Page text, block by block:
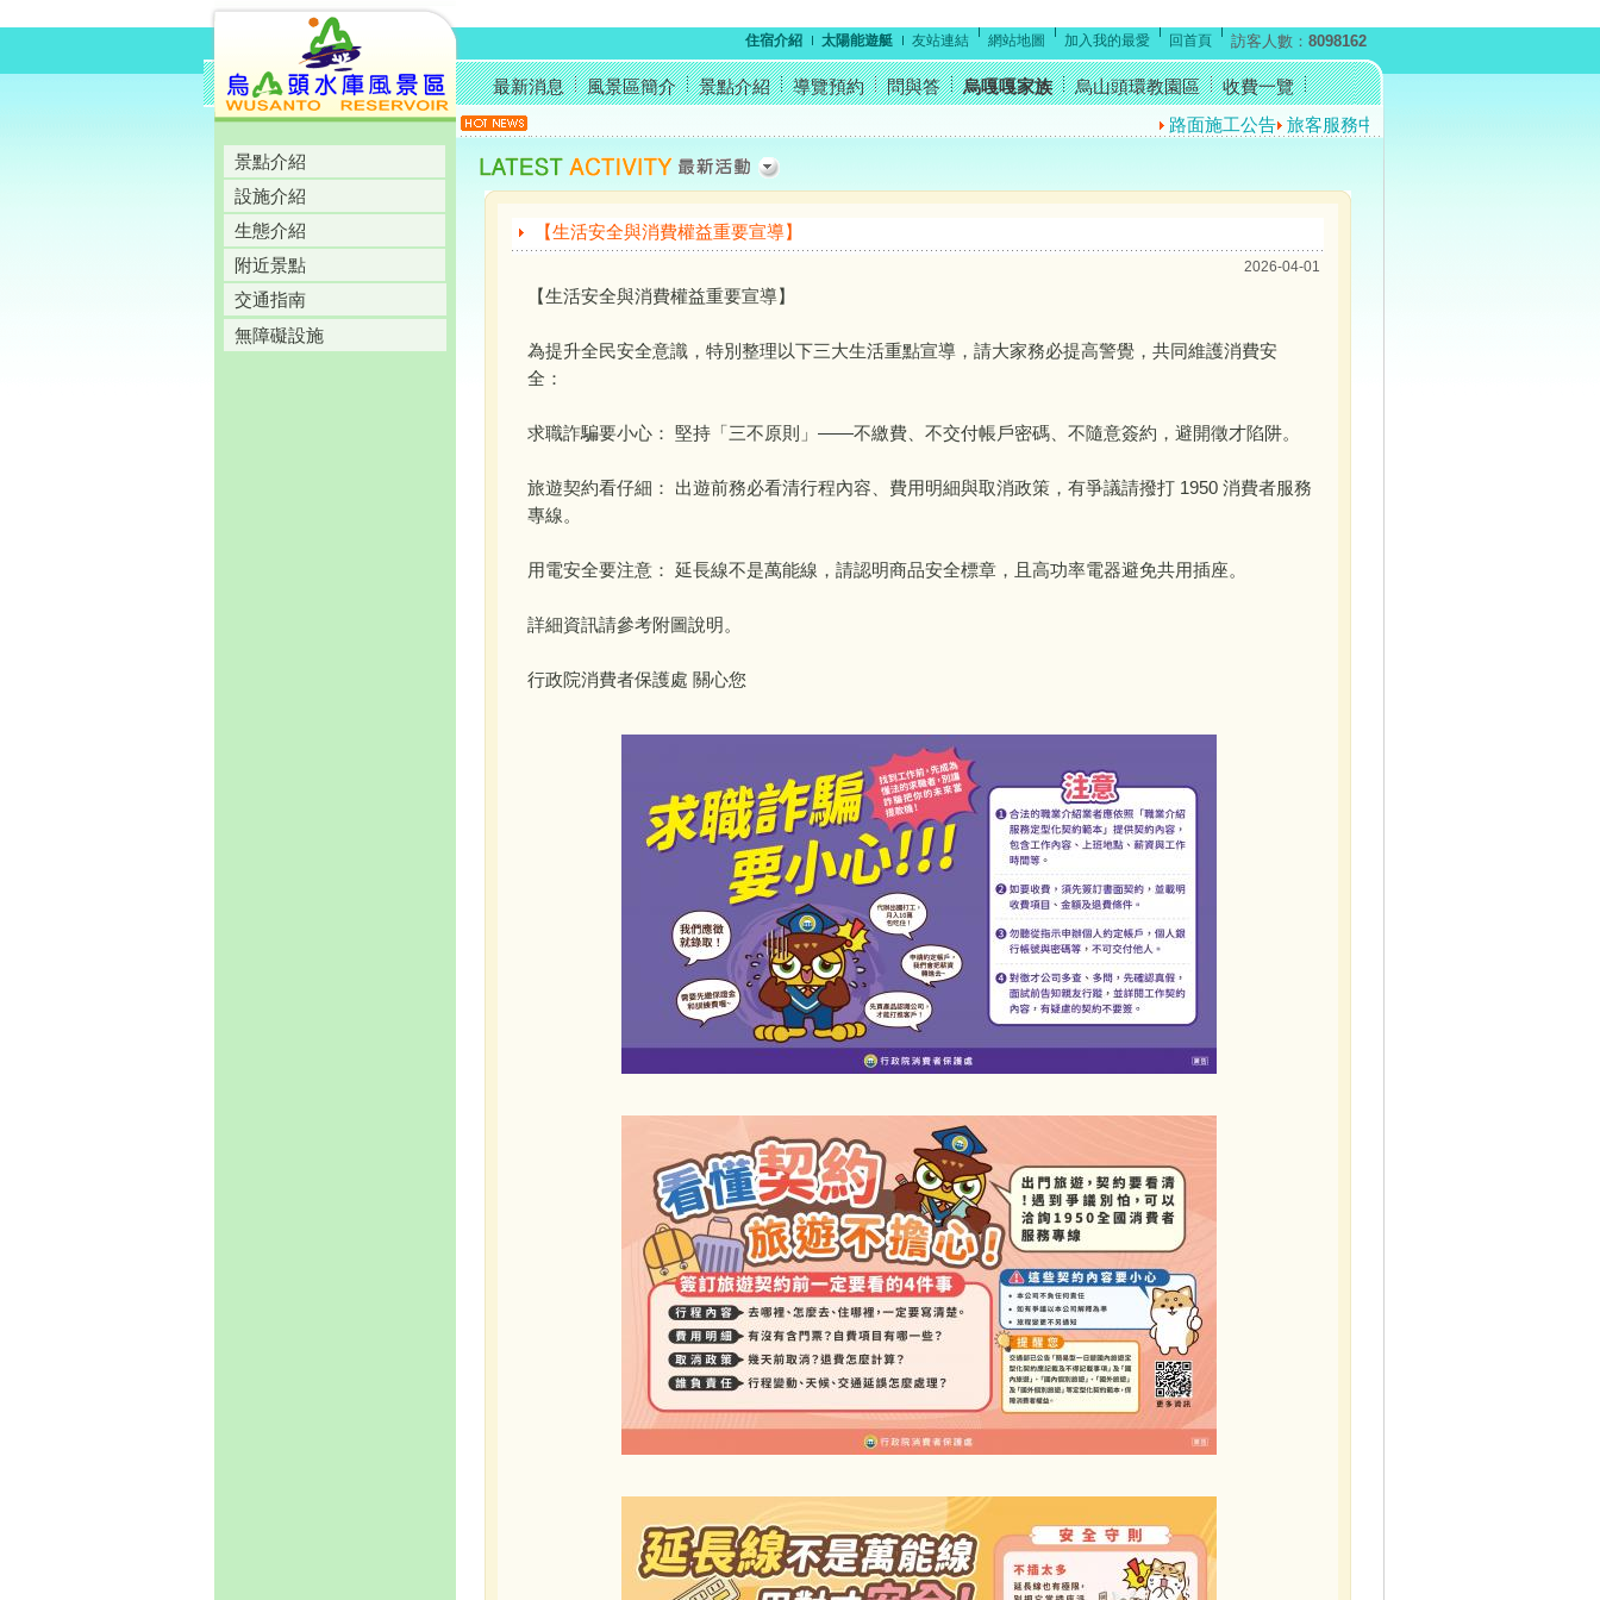
景點介紹
設施介紹
生態介紹
附近景點
交通指南
無障礙設施
住宿介紹 太陽能遊艇 友站連結 網站地圖 加入我的最愛 回首頁 訪客人數： 8098162
最新消息 風景區簡介 景點介紹 導覽預約 問與答 烏嘎嘎家族 烏山頭環教園區
收費一覽
路面施工公告 旅客服務中心暫停開放公告
【生活安全與消費權益重要宣導】
2026-04-01
【生活安全與消費權益重要宣導】
為提升全民安全意識，特別整理以下三大生活重點宣導，請大家務必提高警覺，共同維護消費安
全：
求職詐騙要小心： 堅持「三不原則」——不繳費、不交付帳戶密碼、不隨意簽約，避開徵才陷阱。
旅遊契約看仔細： 出遊前務必看清行程內容、費用明細與取消政策，有爭議請撥打 1950 消費者服務
專線。
用電安全要注意： 延長線不是萬能線，請認明商品安全標章，且高功率電器避免共用插座。
詳細資訊請參考附圖說明。
行政院消費者保護處 關心您